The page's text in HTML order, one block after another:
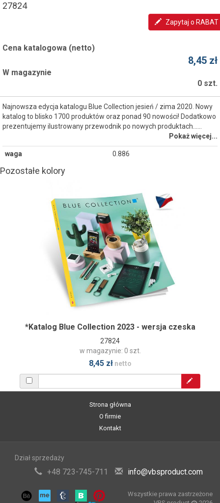
27824
Zapytaj o RABAT
Cena katalogowa (netto)
8,45 zł
W magazynie
0 szt.
Najnowsza edycja katalogu Blue Collection jesień / zima 2020. Nowy
katalog to blisko 1700 produktów oraz ponad 90 nowości! Dodatkowo
prezentujemy ilustrowany przewodnik po nowych produktach...…
Pokaż więcej...
waga 0.886
Pozostałe kolory
*Katalog Blue Collection 2023 - wersja czeska
27824
w magazynie: 0 szt.
8,45 złnetto
Strona główna
O firmie
Kontakt
Dział sprzedaży
+48 723-745-711 info@vbsproduct.com
Wszystkie prawa zastrzeżone